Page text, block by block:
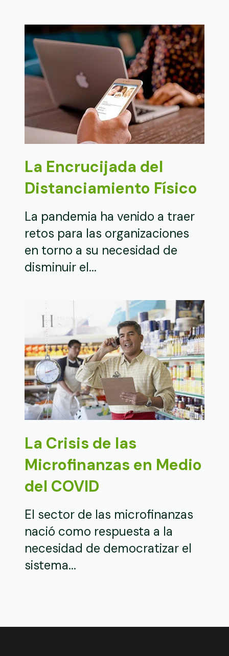
La Encrucijada del
Distanciamiento Físico
La pandemia ha venido a traer
retos para las organizaciones
en torno a su necesidad de
disminuir el...
La Crisis de las
Microfinanzas en Medio
del COVID
El sector de las microfinanzas
nació como respuesta a la
necesidad de democratizar el
sistema...